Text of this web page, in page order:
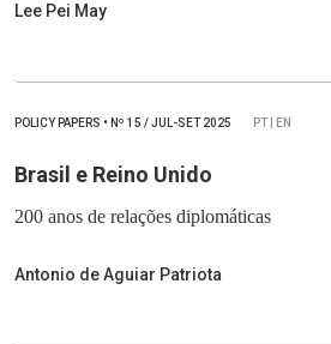
Lee Pei May
POLICY PAPERS • Nº 15 / JUL-SET 2025 PT | EN
Brasil e Reino Unido
200 anos de relações diplomáticas
Antonio de Aguiar Patriota